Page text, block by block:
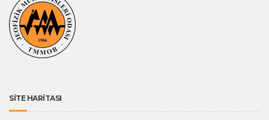
SİTE HARİTASI